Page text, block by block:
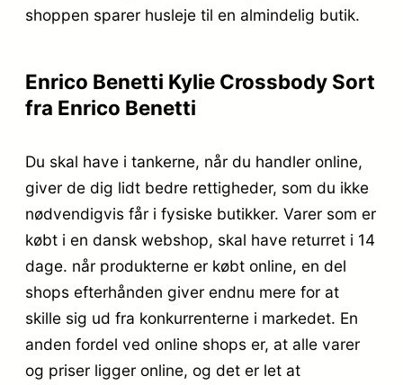
shoppen sparer husleje til en almindelig butik.
Enrico Benetti Kylie Crossbody Sort
fra Enrico Benetti
Du skal have i tankerne, når du handler online,
giver de dig lidt bedre rettigheder, som du ikke
nødvendigvis får i fysiske butikker. Varer som er
købt i en dansk webshop, skal have returret i 14
dage. når produkterne er købt online, en del
shops efterhånden giver endnu mere for at
skille sig ud fra konkurrenterne i markedet. En
anden fordel ved online shops er, at alle varer
og priser ligger online, og det er let at